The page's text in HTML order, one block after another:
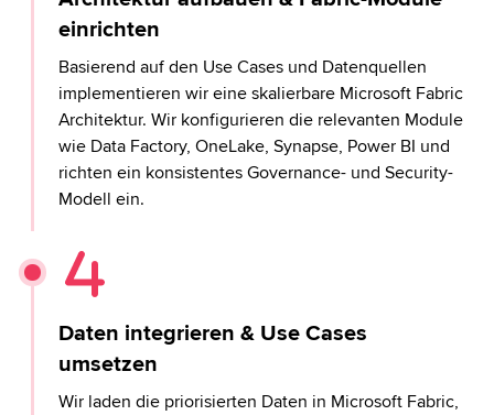
einrichten
Basierend auf den Use Cases und Datenquellen
implementieren wir eine skalierbare Microsoft Fabric
Architektur. Wir konfigurieren die relevanten Module
wie Data Factory, OneLake, Synapse, Power BI und
richten ein konsistentes Governance- und Security-
Modell ein.
Daten integrieren & Use Cases
umsetzen
Wir laden die priorisierten Daten in Microsoft Fabric,